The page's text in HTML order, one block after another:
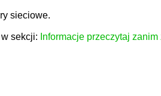
sieciowe.
sekcji: Informacje przeczytaj